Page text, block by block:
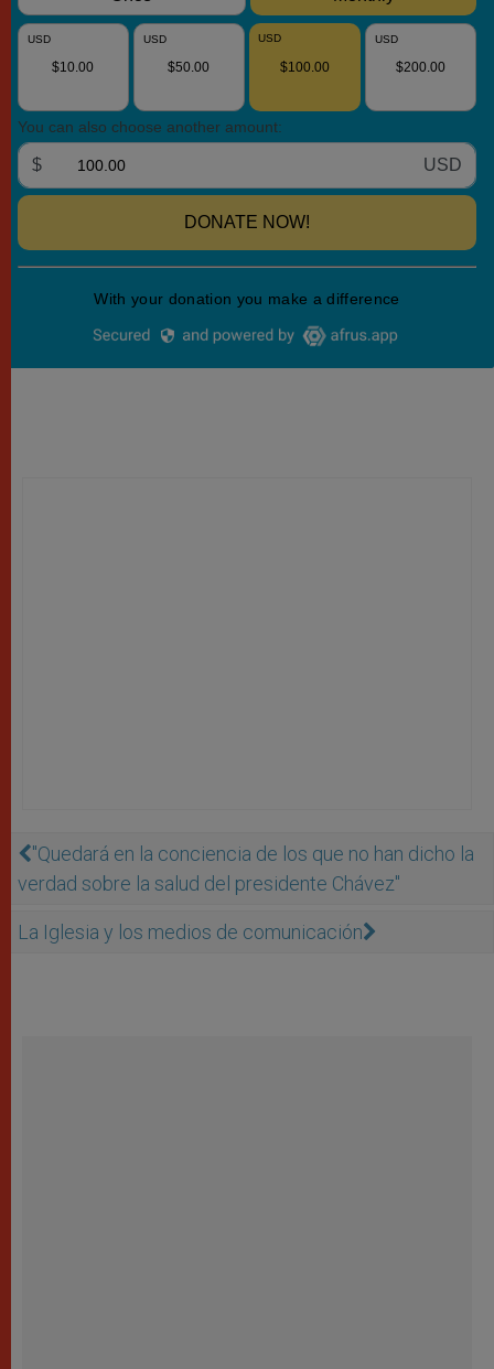
''Quedará en la conciencia de los que no han dicho la
verdad sobre la salud del presidente Chávez''
La Iglesia y los medios de comunicación